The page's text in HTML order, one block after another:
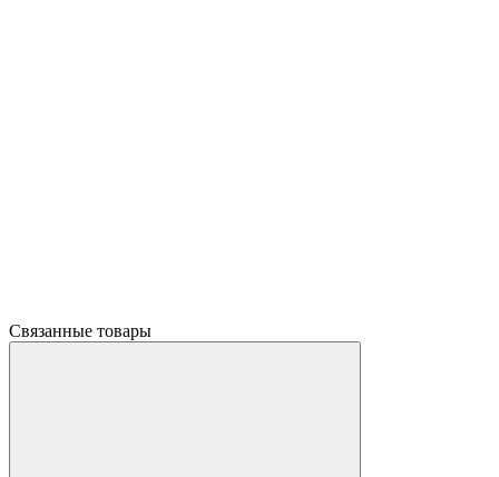
Связанные товары